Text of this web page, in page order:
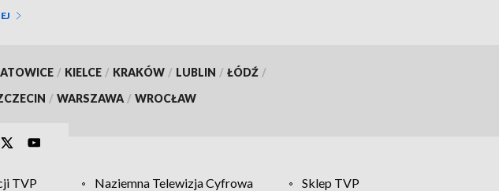
/ KIELCE / KRAKÓW / LUBLIN / ŁÓDŹ /
/ WARSZAWA / WROCŁAW
TVP Naziemna Telewizja Cyfrowa
Sklep TVP